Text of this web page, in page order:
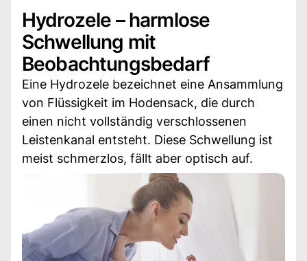
Hydrozele – harmlose
Schwellung mit
Beobachtungsbedarf
Eine Hydrozele bezeichnet eine Ansammlung
von Flüssigkeit im Hodensack, die durch
einen nicht vollständig verschlossenen
Leistenkanal entsteht. Diese Schwellung ist
meist schmerzlos, fällt aber optisch auf.